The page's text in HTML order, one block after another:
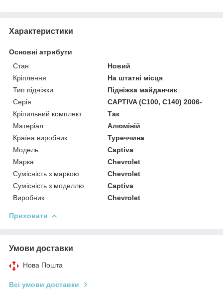
Характеристики
Основні атрибути
Стан
Новий
Кріплення
На штатні місця
Тип підніжки
Підніжка майданчик
Серія
CAPTIVA (C100, C140) 2006-
Кріпильний комплект
Так
Матеріал
Алюміній
Країна виробник
Туреччина
Модель
Captiva
Марка
Chevrolet
Сумісність з маркою
Chevrolet
Сумісність з моделлю
Captiva
Виробник
Chevrolet
Приховати
Умови доставки
Нова Пошта
Всі умови доставки